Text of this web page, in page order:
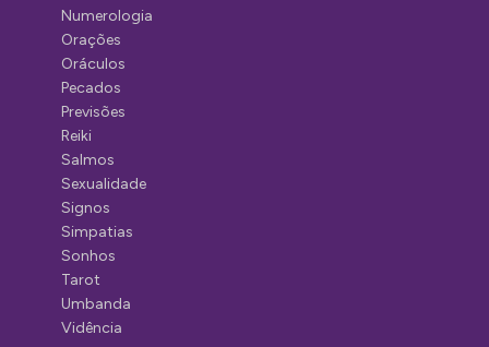
Numerologia
Orações
Oráculos
Pecados
Previsões
Reiki
Salmos
Sexualidade
Signos
Simpatias
Sonhos
Tarot
Umbanda
Vidência